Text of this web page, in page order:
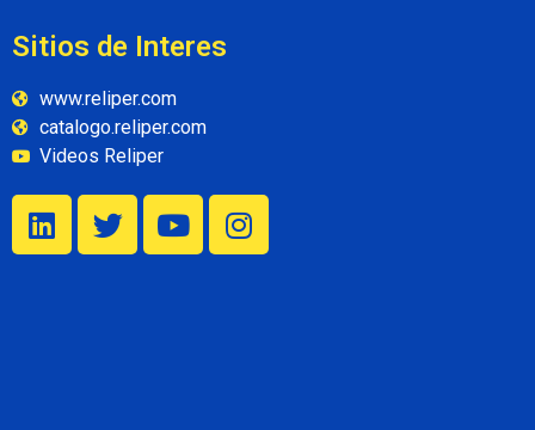
Sitios de Interes
www.reliper.com
catalogo.reliper.com
Videos Reliper